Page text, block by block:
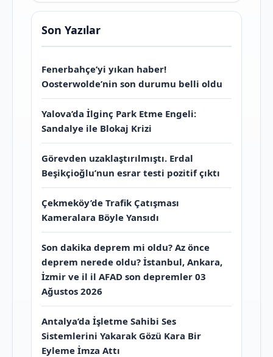
Son Yazılar
Fenerbahçe’yi yıkan haber!
Oosterwolde’nin son durumu belli oldu
Yalova’da İlginç Park Etme Engeli:
Sandalye ile Blokaj Krizi
Görevden uzaklaştırılmıştı. Erdal
Beşikçioğlu’nun esrar testi pozitif çıktı
Çekmeköy’de Trafik Çatışması
Kameralara Böyle Yansıdı
Son dakika deprem mi oldu? Az önce
deprem nerede oldu? İstanbul, Ankara,
İzmir ve il il AFAD son depremler 03
Ağustos 2026
Antalya’da İşletme Sahibi Ses
Sistemlerini Yakarak Gözü Kara Bir
Eyleme İmza Attı